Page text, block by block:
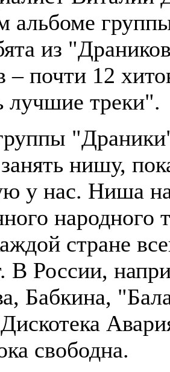
альбоме
из
– почти 12
лучшие треки".
нишу,
у нас. Ниша
народного
стране
В России,
Бабкина,
свободна.